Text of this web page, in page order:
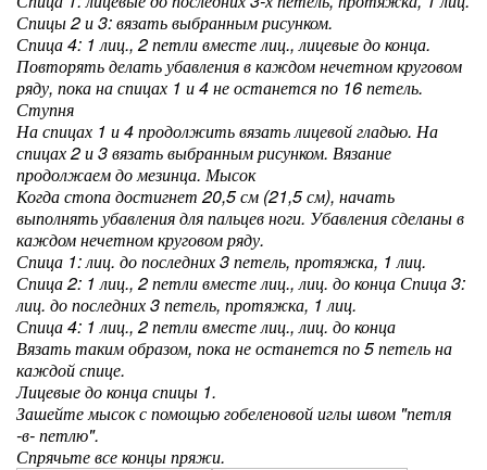
Спицы 2 и 3: вязать выбранным рисунком.
Спица 4: 1 лиц., 2 петли вместе лиц., лицевые до конца.
Повторять делать убавления в каждом нечетном круговом
ряду, пока на спицах 1 и 4 не останется по 16 петель.
Ступня
На спицах 1 и 4 продолжить вязать лицевой гладью. На
спицах 2 и 3 вязать выбранным рисунком. Вязание
продолжаем до мезинца. Мысок
Когда стопа достигнет 20,5 см (21,5 см), начать
выполнять убавления для пальцев ноги. Убавления сделаны в
каждом нечетном круговом ряду.
Спица 1: лиц. до последних 3 петель, протяжка, 1 лиц.
Спица 2: 1 лиц., 2 петли вместе лиц., лиц. до конца Спица 3:
лиц. до последних 3 петель, протяжка, 1 лиц.
Спица 4: 1 лиц., 2 петли вместе лиц., лиц. до конца
Вязать таким образом, пока не останется по 5 петель на
каждой спице.
Лицевые до конца спицы 1.
Зашейте мысок с помощью гобеленовой иглы швом "петля
-в- петлю".
Спрячьте все концы пряжи.